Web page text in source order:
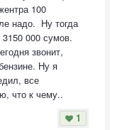
100
надо. Ну тогда
000 сумов.
звонит,
Ну я
все
что к чему..
1